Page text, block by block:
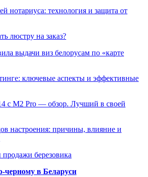
нотариуса: технология и защита от
люстру на заказ?
выдачи виз белорусам по «карте
ключевые аспекты и эффективные
с M2 Pro — обзор. Лучший в своей
настроения: причины, влияние и
продажи березовика
черному в Беларуси